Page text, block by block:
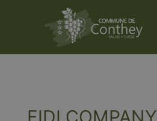
FIDI COMPANY